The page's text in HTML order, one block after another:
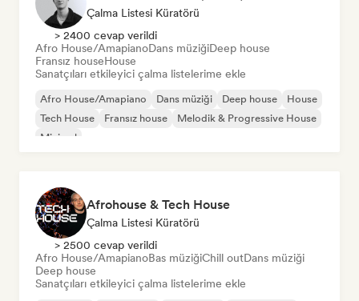
Çalma Listesi Küratörü
> 2400 cevap verildi
Afro House/AmapianoDans müziğiDeep house
Fransız houseHouse
Sanatçıları etkileyici çalma listelerime ekle
Afro House/Amapiano Dans müziği Deep house
House
Tech House
Fransız house
Melodik & Progressive House
Minimal
Afrohouse & Tech House
Çalma Listesi Küratörü
> 2500 cevap verildi
Afro House/AmapianoBas müziğiChill outDans müziği
Deep house
Sanatçıları etkileyici çalma listelerime ekle